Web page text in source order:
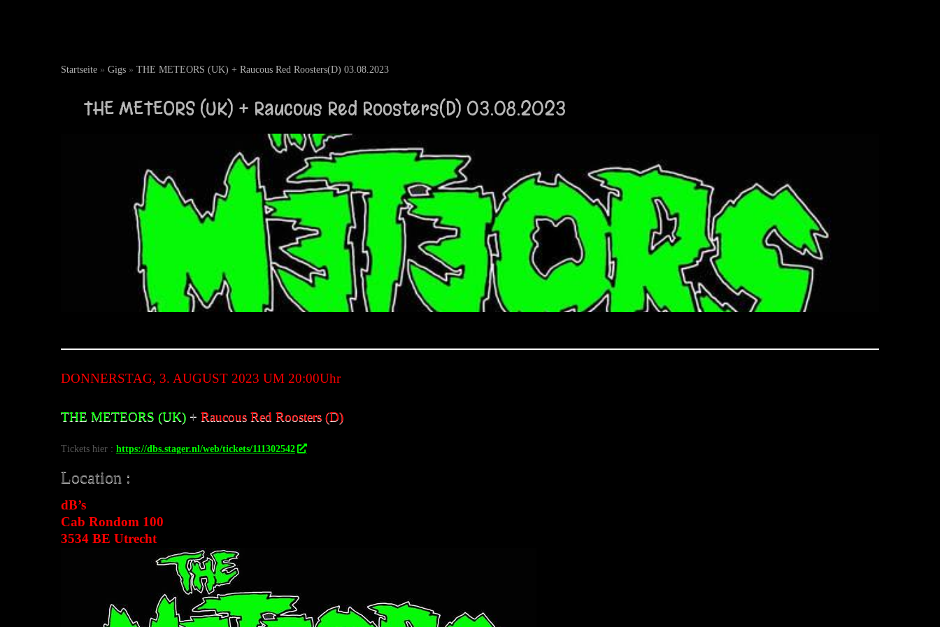
Startseite » Gigs » THE METEORS (UK) + Raucous Red Roosters(D) 03.08.2023
THE METEORS (UK) + Raucous Red Roosters(D) 03.08.2023
DONNERSTAG, 3. AUGUST 2023 UM 20:00Uhr
THE METEORS (UK) + Raucous Red Roosters (D)
Tickets hier : https://dbs.stager.nl/web/tickets/111302542
Location :
dB’s
Cab Rondom 100
3534 BE Utrecht